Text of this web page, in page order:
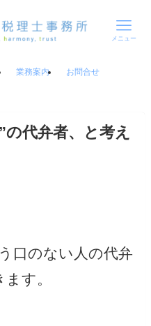
メニュー
業務案内 お問合せ
の代弁者、と考え
口のない人の代弁
す。